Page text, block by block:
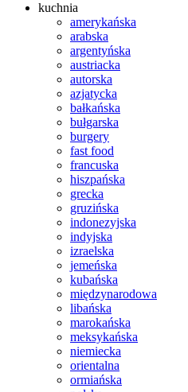
kuchnia
amerykańska
arabska
argentyńska
austriacka
autorska
azjatycka
bałkańska
bułgarska
burgery
fast food
francuska
hiszpańska
grecka
gruzińska
indonezyjska
indyjska
izraelska
jemeńska
kubańska
międzynarodowa
libańska
marokańska
meksykańska
niemiecka
orientalna
ormiańska